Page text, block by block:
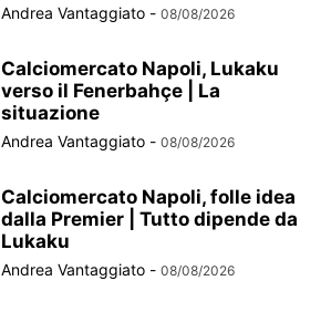
Andrea Vantaggiato - 08/08/2026
Calciomercato Napoli, Lukaku
verso il Fenerbahçe | La
situazione
Andrea Vantaggiato - 08/08/2026
Calciomercato Napoli, folle idea
dalla Premier | Tutto dipende da
Lukaku
Andrea Vantaggiato - 08/08/2026